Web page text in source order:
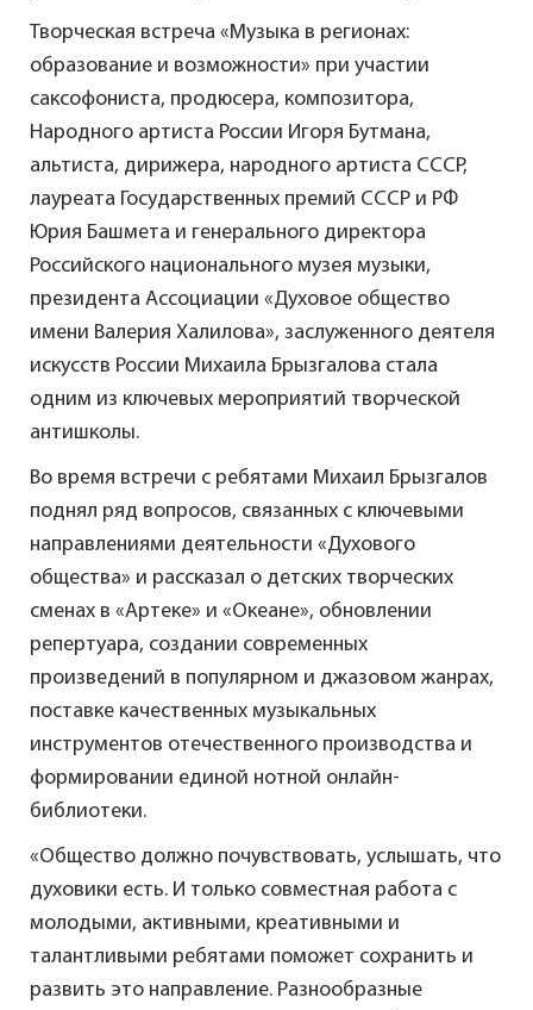
Творческая встреча «Музыка в регионах:
образование и возможности» при участии
саксофониста, продюсера, композитора,
Народного артиста России Игоря Бутмана,
альтиста, дирижера, народного артиста СССР,
лауреата Государственных премий СССР и РФ
Юрия Башмета и генерального директора
Российского национального музея музыки,
президента Ассоциации «Духовое общество
имени Валерия Халилова», заслуженного деятеля
искусств России Михаила Брызгалова стала
одним из ключевых мероприятий творческой
антишколы.
Во время встречи с ребятами Михаил Брызгалов
поднял ряд вопросов, связанных с ключевыми
направлениями деятельности «Духового
общества» и рассказал о детских творческих
сменах в «Артеке» и «Океане», обновлении
репертуара, создании современных
произведений в популярном и джазовом жанрах,
поставке качественных музыкальных
инструментов отечественного производства и
формировании единой нотной онлайн-
библиотеки.
«Общество должно почувствовать, услышать, что
духовики есть. И только совместная работа с
молодыми, активными, креативными и
талантливыми ребятами поможет сохранить и
развить это направление. Разнообразные